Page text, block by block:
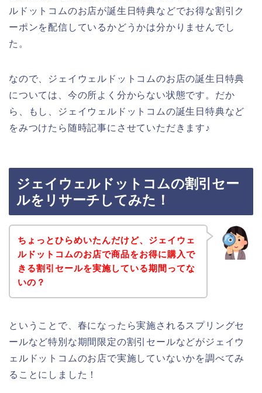
ルドットコムのお店が誕生日特典などでお得な割引ク
ーポンを配信しているかどうかは分かりませんでし
た。
なので、ジェイウェルドットコムのお店の誕生日特典
については、今の所よく分からない状態です。だか
ら、もし、ジェイウェルドットコムの誕生日特典など
をみつけたら随時記事にさせていただきます♪
ジェイウェルドットコムの割引セー
ルをリサーチしてみた！
ちょっとひらめいたんだけど、ジェイウェ
ルドットコムのお店で商品をお得に購入で
きる割引セールを実施している期間ってな
いの？
ということで、春になったら実施されるスプリングセ
ールなど特別な期間限定の割引セールなどがジェイウ
ェルドットコムのお店で実施していないかを調べてみ
ることにしました！